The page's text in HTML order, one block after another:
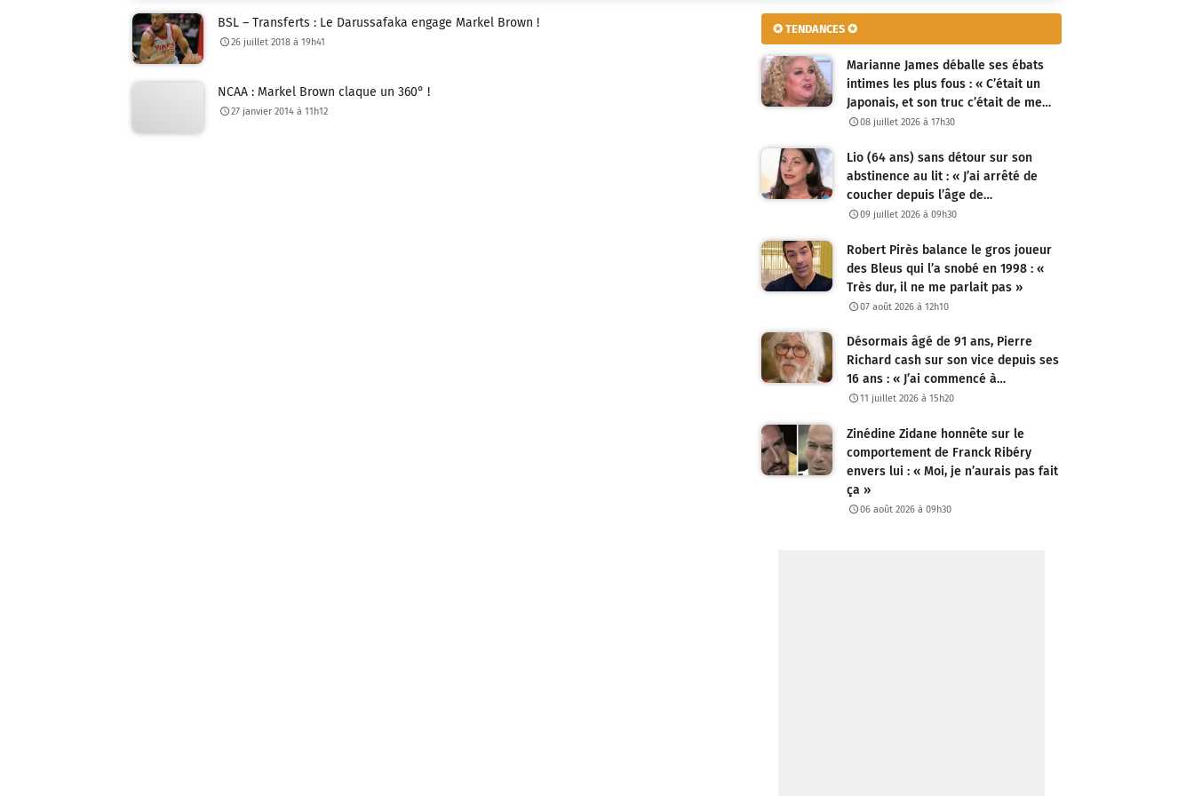
BSL – Transferts : Le Darussafaka engage Markel Brown !
26 juillet 2018 à 19h41
NCAA : Markel Brown claque un 360° !
27 janvier 2014 à 11h12
✪ TENDANCES ✪
Marianne James déballe ses ébats
intimes les plus fous : « C’était un
Japonais, et son truc c’était de me…
08 juillet 2026 à 17h30
Lio (64 ans) sans détour sur son
abstinence au lit : « J’ai arrêté de
coucher depuis l’âge de…
09 juillet 2026 à 09h30
Robert Pirès balance le gros joueur
des Bleus qui l’a snobé en 1998 : «
Très dur, il ne me parlait pas »
07 août 2026 à 12h10
Désormais âgé de 91 ans, Pierre
Richard cash sur son vice depuis ses
16 ans : « J’ai commencé à…
11 juillet 2026 à 15h20
Zinédine Zidane honnête sur le
comportement de Franck Ribéry
envers lui : « Moi, je n’aurais pas fait
ça »
06 août 2026 à 09h30